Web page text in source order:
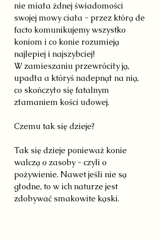
nie miała żdnej świadomości
swojej mowy ciała - przez którą de
facto komunikujemy wszystko
koniom i co konie rozumieją
najlepiej i najszybciej!
W zamieszaniu przewróciły ją,
upadła a któryś nadepnął na nią,
co skończyło się fatalnym
złamaniem kości udowej.
Czemu tak się dzieje?
Tak się dzieje ponieważ konie
walczą o zasoby - czyli o
pożywienie. Nawet jeśli nie są
głodne, to w ich naturze jest
zdobywać smakowite kąski.